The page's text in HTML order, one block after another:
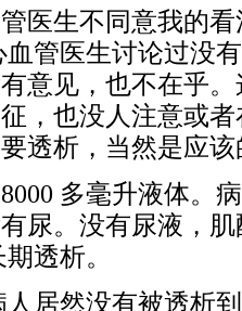
医生不同意我的
管医生讨论过没
意见，也不在乎
，也没人注意或
透析，当然是应该
多毫升液体。
尿。没有尿液，
透析。
居然没有被透析